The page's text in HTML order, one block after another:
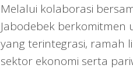
Melalui kolaborasi
Jabodebek
yang terintegrasi, ramah
sektor ekonomi serta